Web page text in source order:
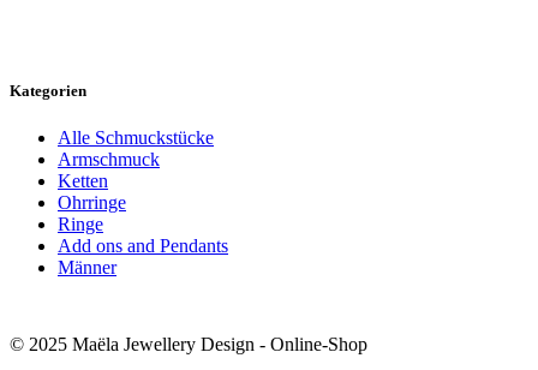
Kategorien
Alle Schmuckstücke
Armschmuck
Ketten
Ohrringe
Ringe
Add ons and Pendants
Männer
© 2025 Maëla Jewellery Design - Online-Shop